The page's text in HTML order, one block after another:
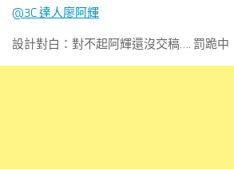
設計對白：對不起阿輝還沒交稿…. 罰跪中